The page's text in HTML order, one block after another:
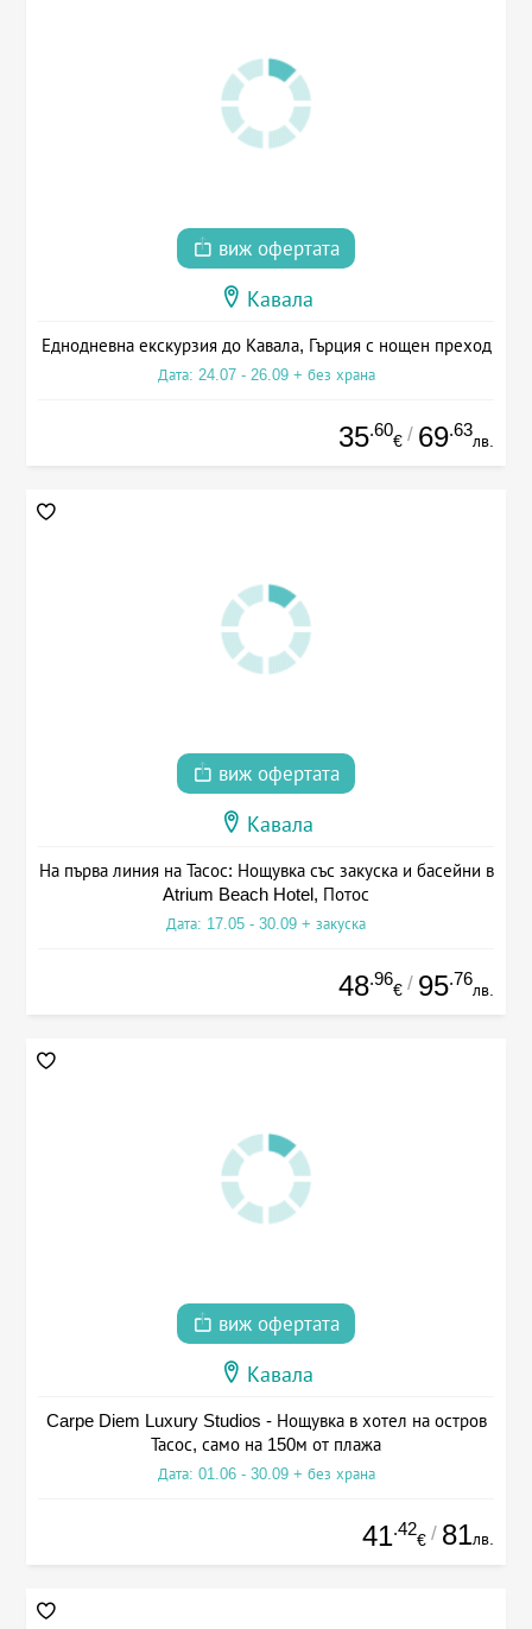
виж офертата
Кавала
Еднодневна екскурзия до Кавала, Гърция с нощен преход
Дата: 24.07 - 26.09 + без храна
35.60
€ / 69.63
лв.
виж офертата
Кавала
На първа линия на Тасос: Нощувка със закуска и басейни в
Atrium Beach Hotel, Потос
Дата: 17.05 - 30.09 + закуска
48.96
€ / 95.76
лв.
виж офертата
Кавала
Carpe Diem Luxury Studios - Нощувка в хотел на остров
Тасос, само на 150м от плажа
Дата: 01.06 - 30.09 + без храна
41.42
€ / 81лв.